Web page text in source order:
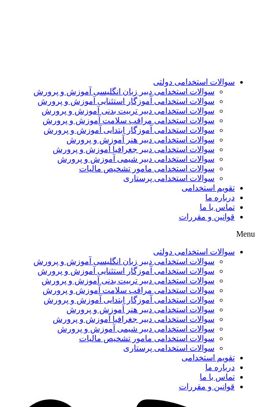
سوالات استخدامی دولتی
سوالات استخدامی دبیر زبان انگلیسی آموزش و پرورش
سوالات استخدامی آموزگار استثنایی آموزش و پرورش
سوالات استخدامی دبیر تربیت بدنی آموزش و پرورش
سوالات استخدامی مراقب سلامت آموزش و پرورش
سوالات استخدامی آموزگار ابتدایی آموزش و پرورش
سوالات استخدامی دبیر هنر آموزش و پرورش
سوالات استخدامی دبیر جغرافیا آموزش و پرورش
سوالات استخدامی دبیر شیمی آموزش و پرورش
سوالات استخدامی مامور تشخیص مالیات
سوالات استخدامی پرستاری
تقویم استخدامی
درباره ما
تماس با ما
قوانین و مقررات
Menu
سوالات استخدامی دولتی
سوالات استخدامی دبیر زبان انگلیسی آموزش و پرورش
سوالات استخدامی آموزگار استثنایی آموزش و پرورش
سوالات استخدامی دبیر تربیت بدنی آموزش و پرورش
سوالات استخدامی مراقب سلامت آموزش و پرورش
سوالات استخدامی آموزگار ابتدایی آموزش و پرورش
سوالات استخدامی دبیر هنر آموزش و پرورش
سوالات استخدامی دبیر جغرافیا آموزش و پرورش
سوالات استخدامی دبیر شیمی آموزش و پرورش
سوالات استخدامی مامور تشخیص مالیات
سوالات استخدامی پرستاری
تقویم استخدامی
درباره ما
تماس با ما
قوانین و مقررات